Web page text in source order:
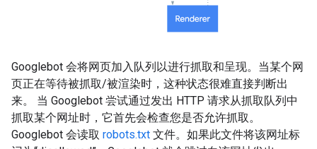
Googlebot 会将网页加入队列以进行抓取和呈现。当某个网
页正在等待被抓取/被渲染时，这种状态很难直接判断出
来。 当 Googlebot 尝试通过发出 HTTP 请求从抓取队列中
抓取某个网址时，它首先会检查您是否允许抓取。
Googlebot 会读取 robots.txt 文件。如果此文件将该网址标